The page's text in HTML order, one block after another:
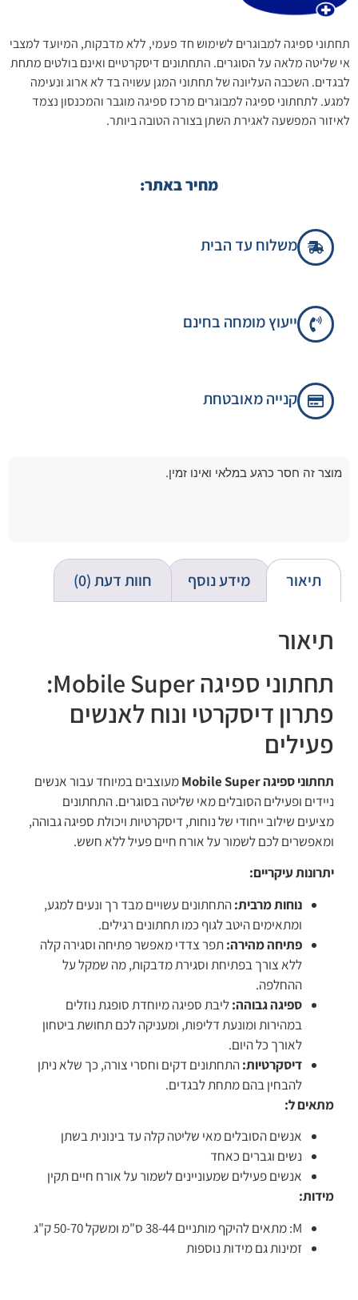
תחתוני ספיגה למבוגרים לשימוש חד פעמי, ללא מדבקות, המיועד למצבי
אי שליטה מלאה על הסוגרים. התחתונים דיסקרטיים ואינם בולטים מתחת
לבגדים. השכבה העליונה של תחתוני המגן עשויה בד לא ארוג ונעימה
למגע. לתחתוני ספיגה למבוגרים מרכז ספיגה מוגבר והמכנסון נצמד
לאיזור המפשעה לאגירת השתן בצורה הטובה ביותר.
מחיר באתר:
משלוח עד הבית
ייעוץ מומחה בחינם
קנייה מאובטחת
מוצר זה חסר כרגע במלאי ואינו זמין.
תיאור מידע נוסף חוות דעת (0)
תיאור
תחתוני ספיגה Mobile Super:
פתרון דיסקרטי ונוח לאנשים
פעילים
תחתוני ספיגה Mobile Super
מעוצבים במיוחד עבור אנשים
ניידים ופעילים הסובלים מאי שליטה בסוגרים. התחתונים
מציעים שילוב ייחודי של נוחות, דיסקרטיות ויכולת ספיגה גבוהה,
ומאפשרים לכם לשמור על אורח חיים פעיל ללא חשש.
יתרונות עיקריים:
נוחות מרבית:התחתונים עשויים מבד רך ונעים למגע,
ומתאימים היטב לגוף כמו תחתונים רגילים.
פתיחה מהירה:תפר צדדי מאפשר פתיחה וסגירה קלה
ללא צורך בפתיחת וסגירת מדבקות, מה שמקל על
ההחלפה.
ספיגה גבוהה:ליבת ספיגה מיוחדת סופגת נוזלים
במהירות ומונעת דליפות, ומעניקה לכם תחושת ביטחון
לאורך כל היום.
דיסקרטיות:התחתונים דקים וחסרי צורה, כך שלא ניתן
להבחין בהם מתחת לבגדים.
מתאים ל:
אנשים הסובלים מאי שליטה קלה עד בינונית בשתן
נשים וגברים כאחד
אנשים פעילים שמעוניינים לשמור על אורח חיים תקין
מידות:
M: מתאים להיקף מותניים 38-44 ס"מ ומשקל 50-70 ק"ג
זמינות גם מידות נוספות